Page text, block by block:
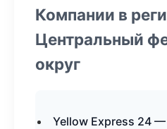
Компании в
Центральный
округ
Yellow Express 24